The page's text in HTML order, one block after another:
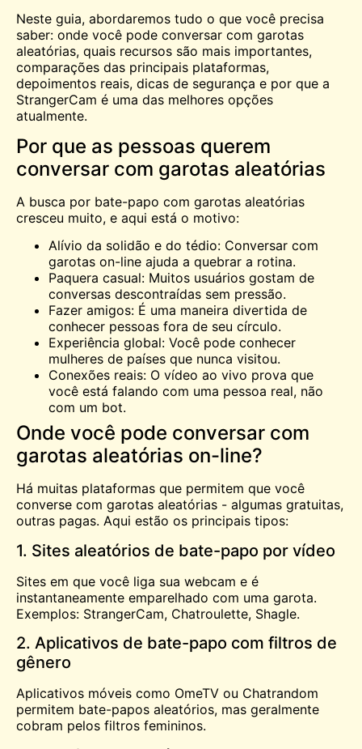
Neste guia, abordaremos tudo o que você precisa
saber: onde você pode conversar com garotas
aleatórias, quais recursos são mais importantes,
comparações das principais plataformas,
depoimentos reais, dicas de segurança e por que a
StrangerCam é uma das melhores opções
atualmente.
Por que as pessoas querem
conversar com garotas aleatórias
A busca por bate-papo com garotas aleatórias
cresceu muito, e aqui está o motivo:
Alívio da solidão e do tédio: Conversar com
garotas on-line ajuda a quebrar a rotina.
Paquera casual: Muitos usuários gostam de
conversas descontraídas sem pressão.
Fazer amigos: É uma maneira divertida de
conhecer pessoas fora de seu círculo.
Experiência global: Você pode conhecer
mulheres de países que nunca visitou.
Conexões reais: O vídeo ao vivo prova que
você está falando com uma pessoa real, não
com um bot.
Onde você pode conversar com
garotas aleatórias on-line?
Há muitas plataformas que permitem que você
converse com garotas aleatórias - algumas gratuitas,
outras pagas. Aqui estão os principais tipos:
1. Sites aleatórios de bate-papo por vídeo
Sites em que você liga sua webcam e é
instantaneamente emparelhado com uma garota.
Exemplos: StrangerCam, Chatroulette, Shagle.
2. Aplicativos de bate-papo com filtros de
gênero
Aplicativos móveis como OmeTV ou Chatrandom
permitem bate-papos aleatórios, mas geralmente
cobram pelos filtros femininos.